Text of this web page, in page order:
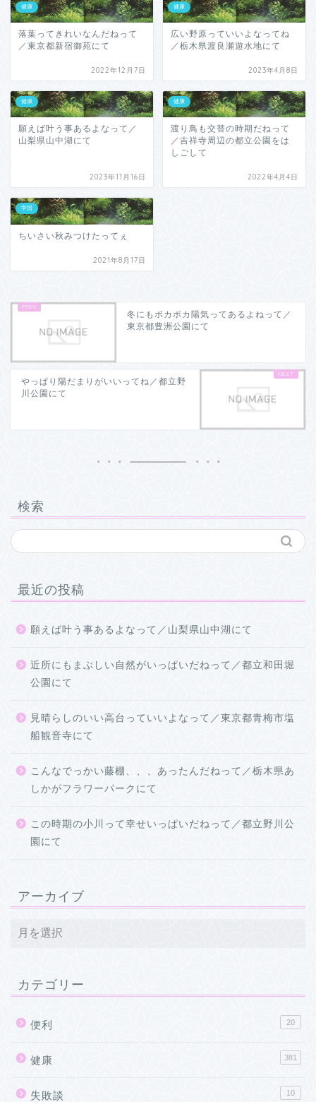
健康
落葉ってきれいなんだねって
／東京都新宿御苑にて
2022年12月7日
健康
広い野原っていいよなってね
／栃木県渡良瀬遊水地にて
2023年4月8日
健康
願えば叶う事あるよなって／
山梨県山中湖にて
2023年11月16日
健康
渡り鳥も交替の時期だねって
／吉祥寺周辺の都立公園をは
しごして
2022年4月4日
学習
ちいさい秋みつけたってぇ
2021年8月17日
冬にもポカポカ陽気ってあるよねって／
東京都豊洲公園にて
やっぱり陽だまりがいいってね／都立野
川公園にて
検索
最近の投稿
願えば叶う事あるよなって／山梨県山中湖にて
近所にもまぶしい自然がいっぱいだねって／都立和田堀
公園にて
見晴らしのいい高台っていいよなって／東京都青梅市塩
船観音寺にて
こんなでっかい藤棚、、、あったんだねって／栃木県あ
しかがフラワーパークにて
この時期の小川って幸せいっぱいだねって／都立野川公
園にて
アーカイブ
カテゴリー
便利 20
健康 381
失敗談 10